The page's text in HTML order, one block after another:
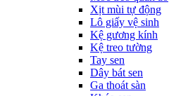
Xịt mùi tự động
Lô giấy vệ sinh
Kệ gương kính
Kệ treo tường
Tay sen
Dây bát sen
Ga thoát sàn